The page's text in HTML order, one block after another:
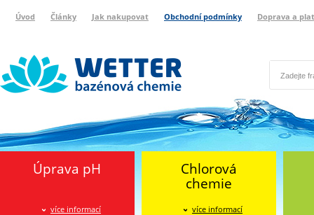
Úvod Články Jak nakupovat Obchodní podmínky Doprava a
Úprava pH
více informací
Chlorová
chemie
více informací